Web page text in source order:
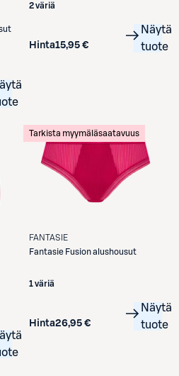
2 väriä
Hinta15,95 €
Näytä
tuote
Tarkista myymäläsaatavuus
FANTASIE
Fantasie Fusion alushousut
1 väriä
Hinta26,95 €
Näytä
tuote